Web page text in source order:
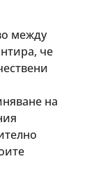
между
че
на